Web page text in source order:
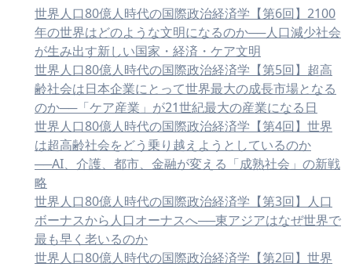
世界人口80億人時代の国際政治経済学【第6回】2100
年の世界はどのような文明になるのか──人口減少社会
が生み出す新しい国家・経済・ケア文明
世界人口80億人時代の国際政治経済学【第5回】超高
齢社会は日本企業にとって世界最大の成長市場となる
のか──「ケア産業」が21世紀最大の産業になる日
世界人口80億人時代の国際政治経済学【第4回】世界
は超高齢社会をどう乗り越えようとしているのか
──AI、介護、都市、金融が変える「成熟社会」の新戦
略
世界人口80億人時代の国際政治経済学【第3回】人口
ボーナスから人口オーナスへ──東アジアはなぜ世界で
最も早く老いるのか
世界人口80億人時代の国際政治経済学【第2回】世界